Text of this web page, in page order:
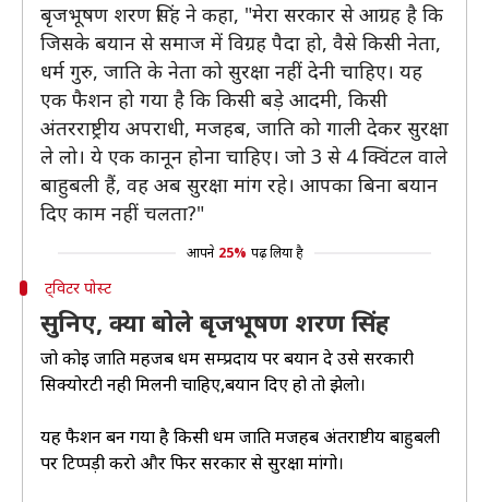
बृजभूषण शरण सिंह ने कहा, "मेरा सरकार से आग्रह है कि
जिसके बयान से समाज में विग्रह पैदा हो, वैसे किसी नेता,
धर्म गुरु, जाति के नेता को सुरक्षा नहीं देनी चाहिए। यह
एक फैशन हो गया है कि किसी बड़े आदमी, किसी
अंतरराष्ट्रीय अपराधी, मजहब, जाति को गाली देकर सुरक्षा
ले लो। ये एक कानून होना चाहिए। जो 3 से 4 क्विंटल वाले
बाहुबली हैं, वह अब सुरक्षा मांग रहे। आपका बिना बयान
दिए काम नहीं चलता?"
आपने 25% पढ़ लिया है
ट्विटर पोस्ट
सुनिए, क्या बोले बृजभूषण शरण सिंह
जो कोई जाति महजब धर्म सम्प्रदाय पर बयान दे उसे सरकारी
सिक्योरटी नही मिलनी चाहिए,बयान दिए हो तो झेलो।
यह फैशन बन गया है किसी धर्म जाति मजहब अंतराष्टीय बाहुबली
पर टिप्पड़ी करो और फिर सरकार से सुरक्षा मांगो।